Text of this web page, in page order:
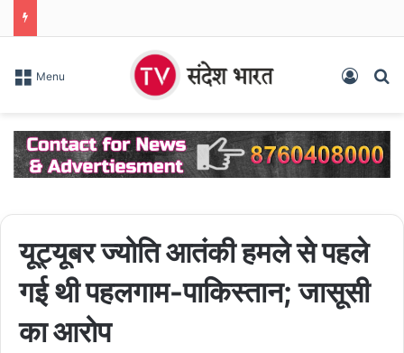
Menu Log In
यूट्यूबर ज्योति आतंकी हमले से पहले
गई थी पहलगाम-पाकिस्तान; जासूसी
का आरोप